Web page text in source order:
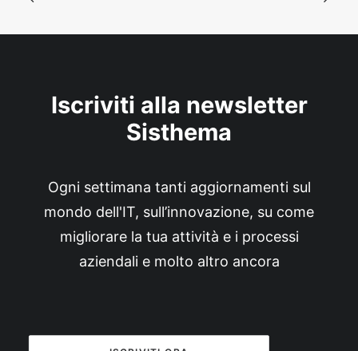
Iscriviti alla newsletter
Sisthema
Ogni settimana tanti aggiornamenti sul
mondo dell'IT, sull’innovazione, su come
migliorare la tua attività e i processi
aziendali e molto altro ancora